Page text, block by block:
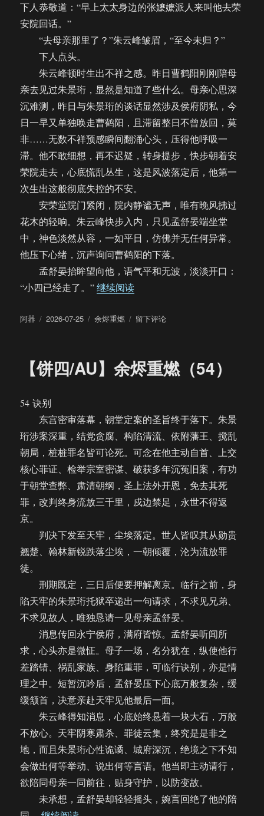
下人恭敬道：“早上太太身边的张嬷嬷派人来叫他去荣
安院回话。”
“去母亲那里了？”朱云峰皱眉，“至今未归？”
下人点头。
朱云峰顿时生出不祥之感。昨日曹鹤阳刚刚陪母
亲去见过朱景珩，显然是知道了些什么。母亲心思深
沉难测，昨日与朱景珩的谈话显然涉及侯府阴私，今
日一早又单独唤走曹鹤阳，且滞留整日不曾放回，莫
非……无数不祥预感瞬间翻涌心头，压得他呼吸一
滞。他不敢细想，再不迟疑，转身提步，快步朝着安
荣院走去，心底慌乱丛生，这是风波落定后，他第一
次生出这般彻底失控的不安。
安荣堂院门紧闭，院内静谧无声，唯有晚风拂过
花木的轻响。朱云峰快步入内，只见孟舒晏端坐堂
中，神色淡然从容，一如平日，仿佛并无任何异常。
他压下心绪，沉声询问曹鹤阳的下落。
孟舒晏抬眸望向他，语气平和无波，淡淡开口：
“小四已经走了。”继续阅读“【饼四/AU】余烬重燃（55）”
作
阿器
发
2026-07-25
分
余烬重燃
于
烬
重
留下评论
【饼四/AU】余烬重燃（54）
54 诀别
东宫密审落幕，朝堂定案的圣旨终于落下。朱景
珩涉案深重，结党贪腐、构陷清流、依附藩王、搅乱
朝局，桩桩罪名皆可论死。可念在他主动自首、上交
核心罪证、检举宗室密谋、破获多年沉冤旧案，有功
于朝堂查弊、肃清朝纲，圣上法外开恩，免去其死
罪，改判终身流放三千里，戍边禁足，永世不得返
京。
判决下发至天牢，尘埃落定。世人皆叹其从勋贵
翘楚、翰林新锐跌落尘埃，一朝倾覆，沦为流放罪
徒。
刑期既定，三日后便要押解离京。临行之前，身
陷天牢的朱景珩托狱卒递出一句请求，不求见兄弟、
不求见故人，唯独恳请一见母亲孟舒晏。
消息传回永宁侯府，满府皆惊。孟舒晏听闻所
求，心头亦是微怔。母子一场，名分犹在，纵使他行
差踏错、祸乱家族、身陷重罪，可临行诀别，亦是情
理之中。短暂沉吟后，孟舒晏压下心底万般复杂，缓
缓颔首，决意亲赴天牢见他最后一面。
朱云峰得知消息，心底始终悬着一块大石，万般
不放心。天牢阴寒肃杀、罪徒云集，终究是是非之
地，而且朱景珩心性诡谲、城府深沉，绝境之下不知
会做出何等举动、说出何等言语。他当即主动请行，
欲陪同母亲一同前往，贴身守护，以防变故。
未承想，孟舒晏却轻轻摇头，婉言回绝了他的陪